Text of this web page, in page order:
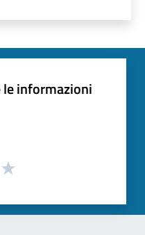
le informazioni